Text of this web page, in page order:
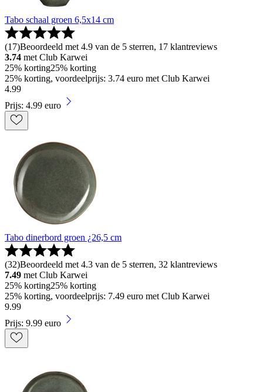
Tabo schaal groen 6,5x14 cm
(17)Beoordeeld met 4.9 van de 5 sterren, 17 klantreviews
3.74 met Club Karwei
25% korting25% korting
25% korting, voordeelprijs: 3.74 euro met Club Karwei
4.99
Prijs: 4.99 euro
Tabo dinerbord groen ¿26,5 cm
(32)Beoordeeld met 4.3 van de 5 sterren, 32 klantreviews
7.49 met Club Karwei
25% korting25% korting
25% korting, voordeelprijs: 7.49 euro met Club Karwei
9.99
Prijs: 9.99 euro